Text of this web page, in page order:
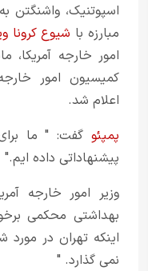
اسپوتنیک، واشنگتن
مبارزه با شیوع کرونا
امور خارجه
کمیسیون امور
اعلام شد.
پمپئو گفت: " ما
پیشنهاداتی داده ایم."
وزیر امور خارجه
بهداشتی محکمی
اینکه تهران در مورد
نمی گذارد. "